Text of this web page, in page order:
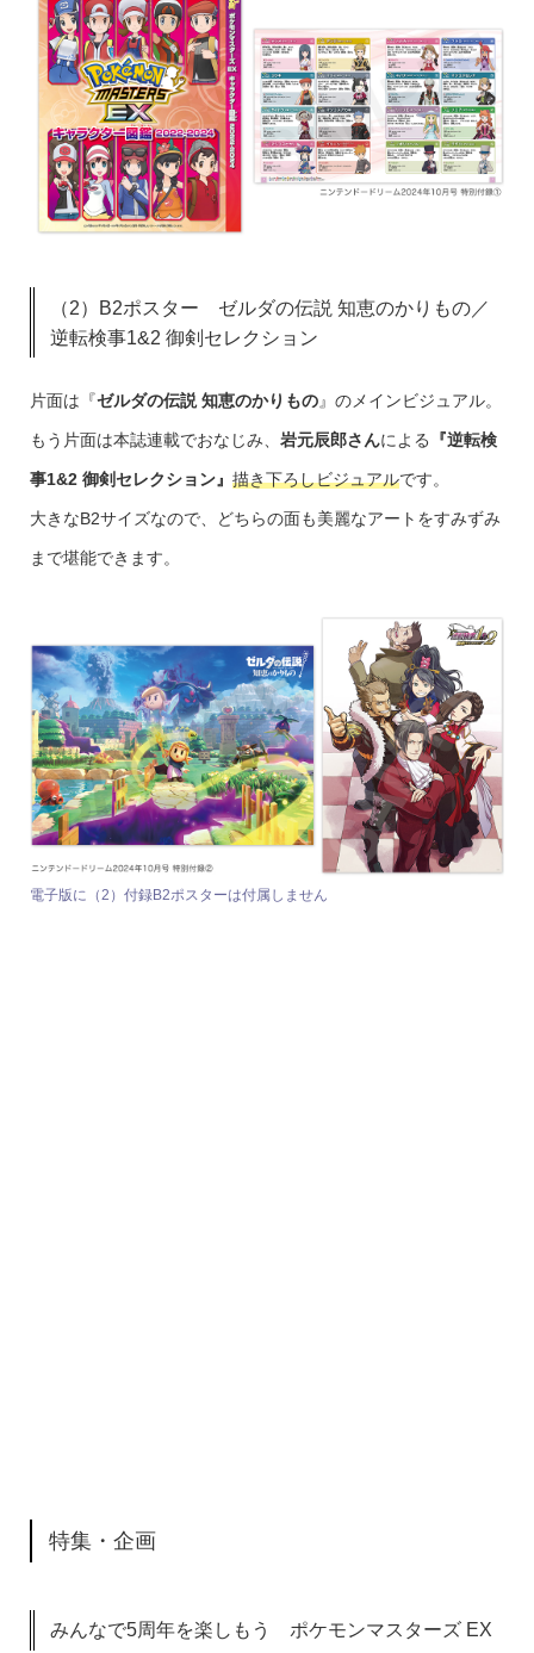
（2）B2ポスター ゼルダの伝説 知恵のかりもの／
逆転検事1&2 御剣セレクション
片面は『ゼルダの伝説 知恵のかりもの』のメインビジュアル。
もう片面は本誌連載でおなじみ、 岩元辰郎さんによる 『逆転検
事1&2 御剣セレクション』 描き下ろしビジュアルです。
大きなB2サイズなので、どちらの面も美麗なアートをすみずみ
まで堪能できます。
電子版に（2）付録B2ポスターは付属しません
特集・企画
みんなで5周年を楽しもう ポケモンマスターズ EX